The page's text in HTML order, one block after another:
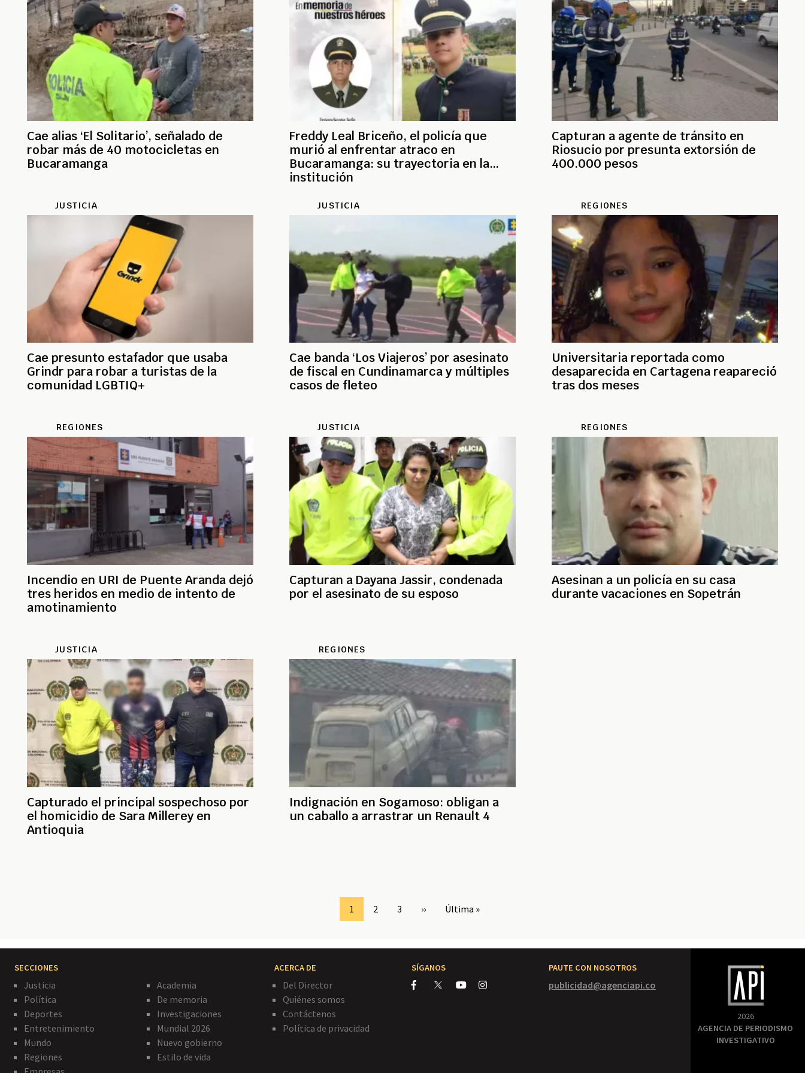
Cae alias ‘El Solitario’, señalado de
robar más de 40 motocicletas en
Bucaramanga
Freddy Leal Briceño, el policía que
murió al enfrentar atraco en
Bucaramanga: su trayectoria en la
institución
Capturan a agente de tránsito en
Riosucio por presunta extorsión de
400.000 pesos
JUSTICIA
Cae presunto estafador que usaba
Grindr para robar a turistas de la
comunidad LGBTIQ+
JUSTICIA
Cae banda ‘Los Viajeros’ por asesinato
de fiscal en Cundinamarca y múltiples
casos de fleteo
REGIONES
Universitaria reportada como
desaparecida en Cartagena reapareció
tras dos meses
REGIONES
Incendio en URI de Puente Aranda dejó
tres heridos en medio de intento de
amotinamiento
JUSTICIA
Capturan a Dayana Jassir, condenada
por el asesinato de su esposo
REGIONES
Asesinan a un policía en su casa
durante vacaciones en Sopetrán
JUSTICIA
Capturado el principal sospechoso por
el homicidio de Sara Millerey en
Antioquia
REGIONES
Indignación en Sogamoso: obligan a
un caballo a arrastrar un Renault 4
Page
1 Page
2 Page
3
Siguiente
››
Última
Última »
SECCIONES
Justicia
Política
Deportes
Entretenimiento
Mundo
Regiones
Academia
De memoria
Investigaciones
Mundial 2026
Nuevo gobierno
Estilo de vida
ACERCA DE
Del Director
Quiénes somos
Contáctenos
Política de privacidad
SÍGANOS PAUTE CON NOSOTROS
publicidad@agenciapi.co
2026
AGENCIA DE PERIODISMO
INVESTIGATIVO